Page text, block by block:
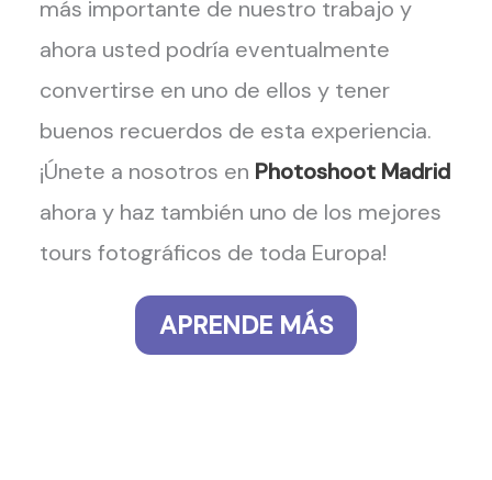
más importante de nuestro trabajo y
ahora usted podría eventualmente
convertirse en uno de ellos y tener
buenos recuerdos de esta experiencia.
¡Únete a nosotros en Photoshoot Madrid
ahora y haz también uno de los mejores
tours fotográficos de toda Europa!
APRENDE MÁS